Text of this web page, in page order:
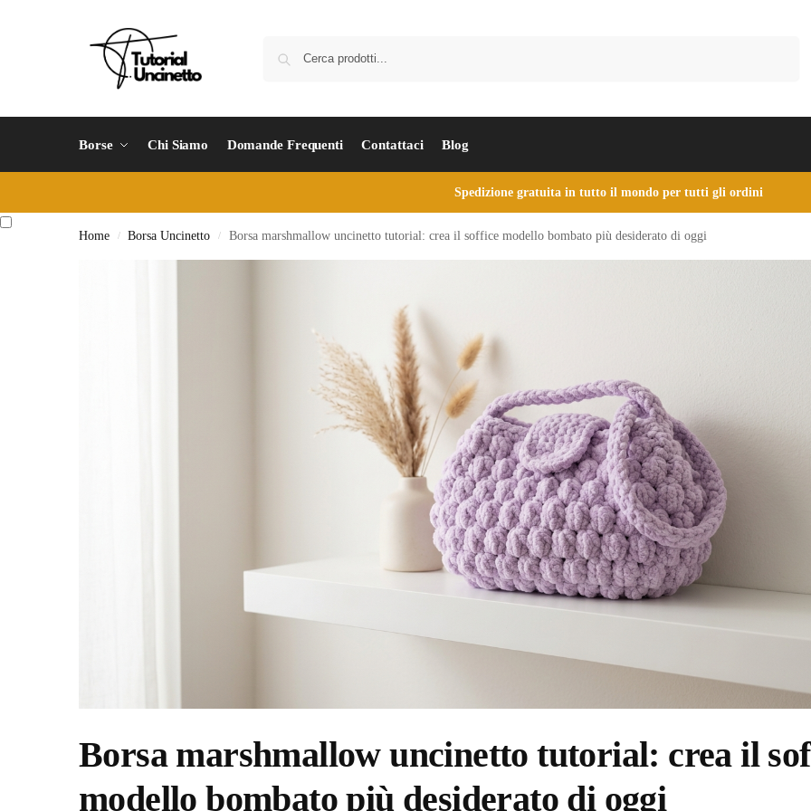
Borse Chi Siamo Domande Frequenti Contattaci Blog
Spedizione gratuita in tutto il mondo per tutti gli ordini
Home / Borsa Uncinetto / Borsa marshmallow uncinetto tutorial: crea il soffice modello bombato più desiderato di oggi
Borsa marshmallow uncinetto tutorial: crea il
modello bombato più desiderato di oggi